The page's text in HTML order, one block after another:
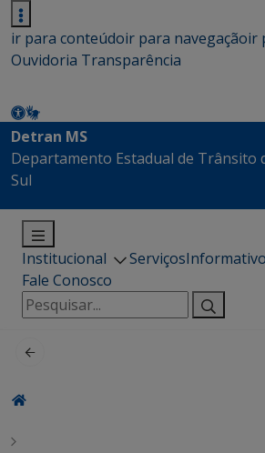
ir para conteúdoir para navegaçãoir
Ouvidoria Transparência
Detran MS
Departamento Estadual de Trânsito
Sul
Institucional Serviços
Fale Conosco
Pesquisar
por: